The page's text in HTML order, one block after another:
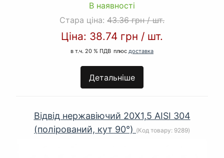
В наявності
Стара ціна: 43.36 грн /шт.
Ціна: 38.74 грн / шт.
в т.ч. 20 % ПДВ плюс доставка
Детальніше
Відвід нержавіючий 20Х1,5 AISI 304
(полірований, кут 90°) (Код товару: 9289)